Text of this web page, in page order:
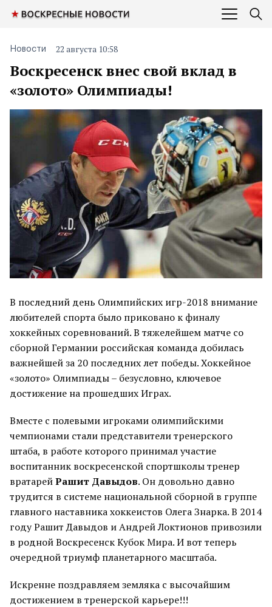
Воскресенск внес свой вклад в
«золото» Олимпиады!
Новости 22 августа 10:58
В последний день Олимпийских игр-2018 внимание
любителей спорта было приковано к финалу
хоккейных соревнований. В тяжелейшем матче со
сборной Германии российская команда добилась
важнейшей за 20 последних лет победы. Хоккейное
«золото» Олимпиады – безусловно, ключевое
достижение на прошедших Играх.
Вместе с полевыми игроками олимпийскими
чемпионами стали представители тренерского
штаба, в работе которого принимал участие
воспитанник воскресенской спортшколы тренер
вратарейРашит Давыдов. Он довольно давно
трудится в системе национальной сборной в группе
главного наставника хоккеистов Олега Знарка. В 2014
году Рашит Давыдов и Андрей Локтионов привозили
в родной Воскресенск Кубок Мира. И вот теперь
очередной триумф планетарного масштаба.
Искренне поздравляем земляка с высочайшим
достижением в тренерской карьере!!!